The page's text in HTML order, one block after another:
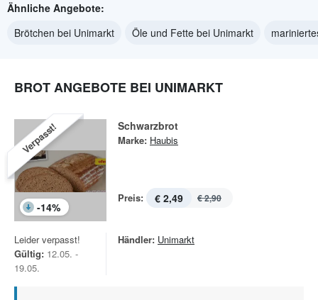
Ähnliche Angebote:
Brötchen bei Unimarkt
Öle und Fette bei Unimarkt
BROT ANGEBOTE BEI UNIMARKT
Verpasst!
-14%
Schwarzbrot
Marke: Haubis
Preis: € 2,49 € 2,90
Leider verpasst!
Gültig: 12.05. -
19.05.
Händler: Unimarkt